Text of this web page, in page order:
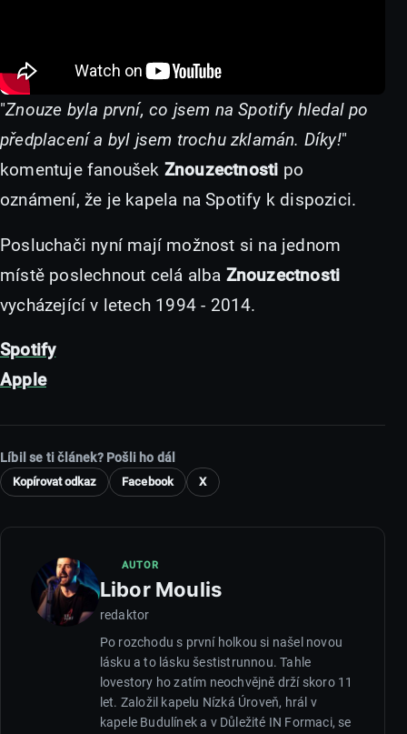
"Znouze byla první, co jsem na Spotify hledal po
předplacení a byl jsem trochu zklamán. Díky!"
komentuje fanoušek Znouzectnosti po
oznámení, že je kapela na Spotify k dispozici.
Posluchači nyní mají možnost si na jednom
místě poslechnout celá alba Znouzectnosti
vycházející v letech 1994 - 2014.
Spotify
Apple
Líbil se ti článek? Pošli ho dál
Kopírovat odkaz Facebook X
AUTOR
Libor Moulis
redaktor
Po rozchodu s první holkou si našel novou
lásku a to lásku šestistrunnou. Tahle
lovestory ho zatím neochvějně drží skoro 11
let. Založil kapelu Nízká Úroveň, hrál v
kapele Budulínek a v Důležité IN Formaci, se